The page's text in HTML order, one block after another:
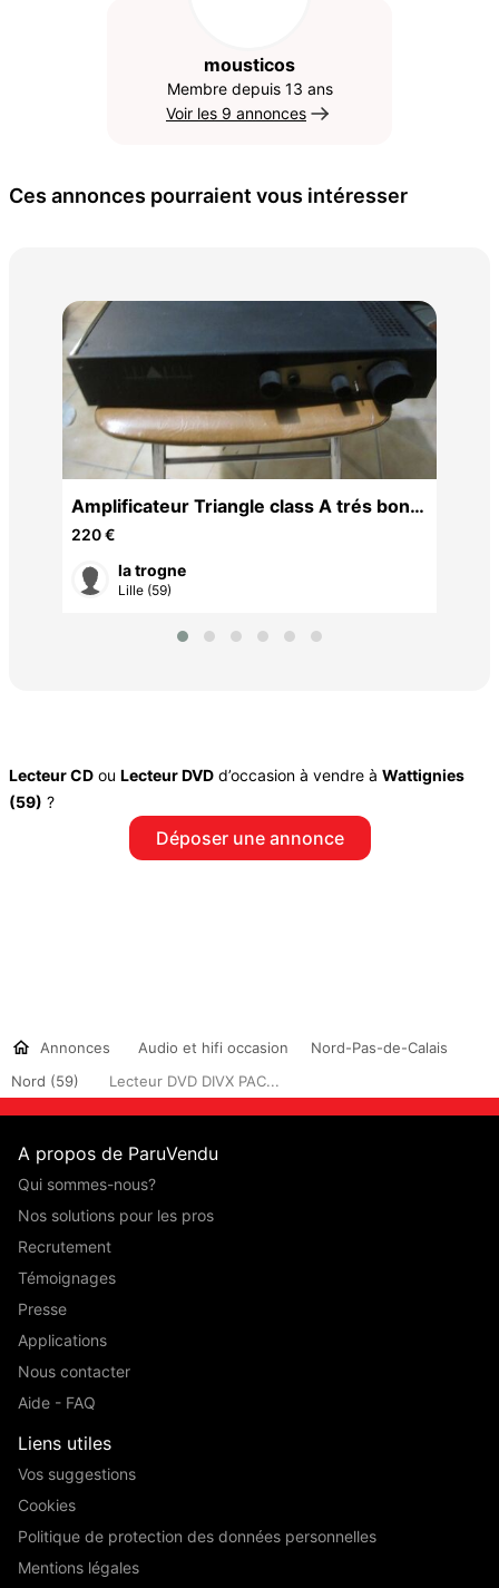
mousticos
Membre depuis 13 ans
Voir les 9 annonces
Ces annonces pourraient vous intéresser
Amplificateur Triangle class A trés bon
état de fonctionneme
220 €
la trogne
Lille (59)
Lecteur CD ou Lecteur DVD d’occasion à vendre à Wattignies
(59) ?
Déposer une annonce
Annonces Audio et hifi occasion
Nord-Pas-de-Calais
Nord (59)
Lecteur DVD DIVX PAC...
A propos de ParuVendu
Qui sommes-nous?
Nos solutions pour les pros
Recrutement
Témoignages
Presse
Applications
Nous contacter
Aide - FAQ
Liens utiles
Vos suggestions
Cookies
Politique de protection des données personnelles
Mentions légales